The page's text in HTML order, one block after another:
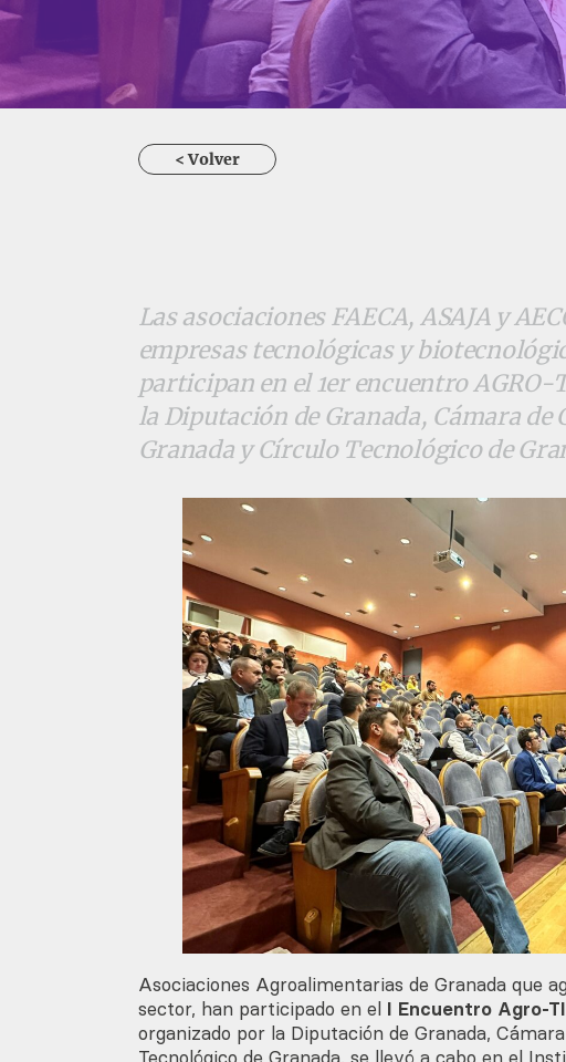
< Volver
Las asociaciones FAECA, ASAJA y
empresas tecnológicas y
participan en el 1er encuentro
la Diputación de Granada, Cámara de
Granada y Círculo Tecnológico de
Asociaciones Agroalimentarias de Granada que
sector, han participado en el I Encuentro Agro-
organizado por la Diputación de Granada,
Tecnológico de Granada, se llevó a cabo en el